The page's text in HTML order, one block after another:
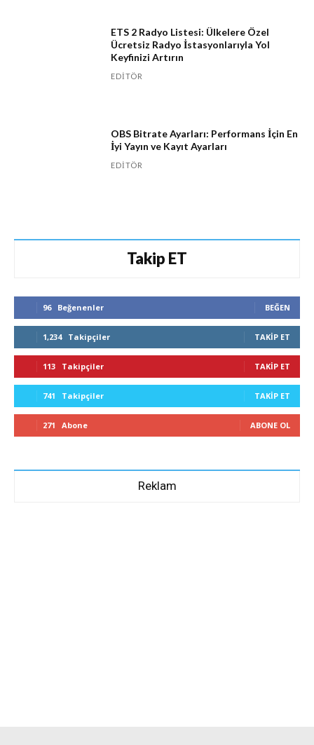
ETS 2 Radyo Listesi: Ülkelere Özel
Ücretsiz Radyo İstasyonlarıyla Yol
Keyfinizi Artırın
EDITÖR
OBS Bitrate Ayarları: Performans İçin En
İyi Yayın ve Kayıt Ayarları
EDITÖR
Takip ET
96 Beğenenler BEĞEN
1,234 Takipçiler TAKIP ET
113 Takipçiler TAKIP ET
741 Takipçiler TAKIP ET
271 Abone ABONE OL
Reklam